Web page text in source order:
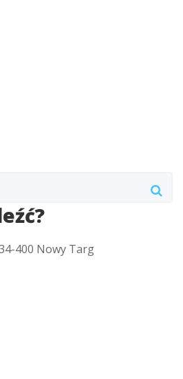
400 Nowy Targ